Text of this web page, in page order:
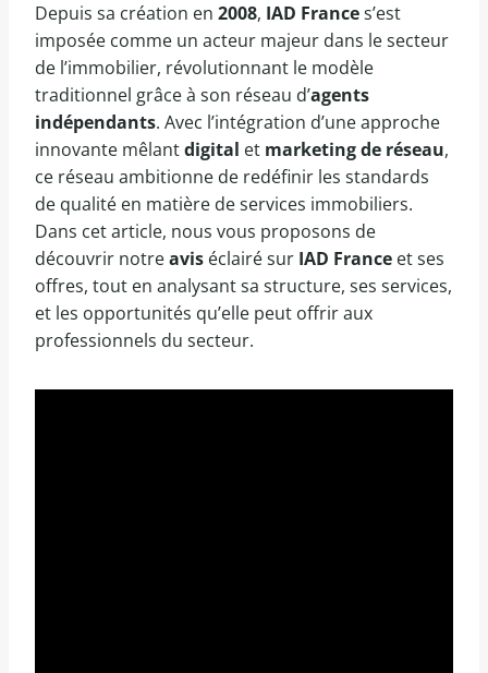
Depuis sa création en 2008, IAD Frances’est
imposée comme un acteur majeur dans le secteur
de l’immobilier, révolutionnant le modèle
traditionnel grâce à son réseau d’agents
indépendants. Avec l’intégration d’une approche
innovante mêlantdigital et marketing de réseau,
ce réseau ambitionne de redéfinir les standards
de qualité en matière de services immobiliers.
Dans cet article, nous vous proposons de
découvrir notreavis éclairé sur IAD France et ses
offres, tout en analysant sa structure, ses services,
et les opportunités qu’elle peut offrir aux
professionnels du secteur.